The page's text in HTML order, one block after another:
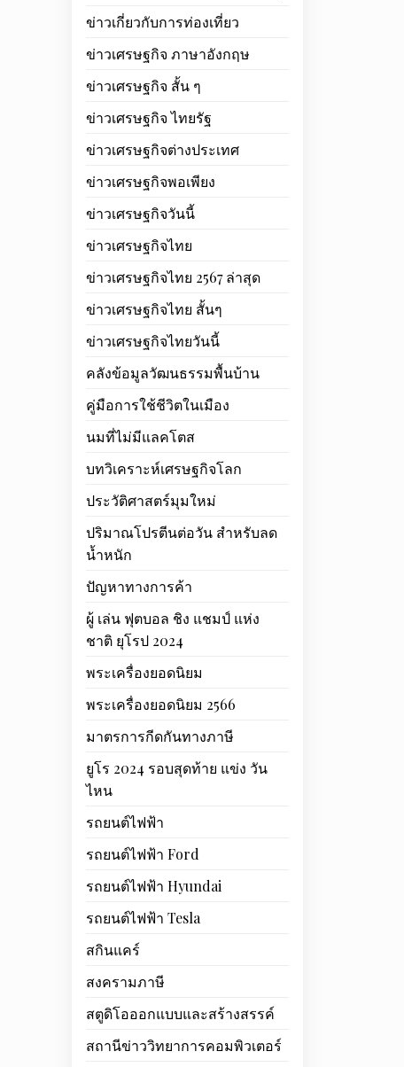
ข่าวเกี่ยวกับการท่องเที่ยว
ข่าวเศรษฐกิจ ภาษาอังกฤษ
ข่าวเศรษฐกิจ สั้น ๆ
ข่าวเศรษฐกิจ ไทยรัฐ
ข่าวเศรษฐกิจต่างประเทศ
ข่าวเศรษฐกิจพอเพียง
ข่าวเศรษฐกิจวันนี้
ข่าวเศรษฐกิจไทย
ข่าวเศรษฐกิจไทย 2567 ล่าสุด
ข่าวเศรษฐกิจไทย สั้นๆ
ข่าวเศรษฐกิจไทยวันนี้
คลังข้อมูลวัฒนธรรมพื้นบ้าน
คู่มือการใช้ชีวิตในเมือง
นมที่ไม่มีแลคโตส
บทวิเคราะห์เศรษฐกิจโลก
ประวัติศาสตร์มุมใหม่
ปริมาณโปรตีนต่อวัน สำหรับลด
น้ำหนัก
ปัญหาทางการค้า
ผู้ เล่น ฟุตบอล ชิง แชมป์ แห่ง
ชาติ ยุโรป 2024
พระเครื่องยอดนิยม
พระเครื่องยอดนิยม 2566
มาตรการกีดกันทางภาษี
ยูโร 2024 รอบสุดท้าย แข่ง วัน
ไหน
รถยนต์ไฟฟ้า
รถยนต์ไฟฟ้า Ford
รถยนต์ไฟฟ้า Hyundai
รถยนต์ไฟฟ้า Tesla
สกินแคร์
สงครามภาษี
สตูดิโอออกแบบและสร้างสรรค์
สถานีข่าววิทยาการคอมพิวเตอร์